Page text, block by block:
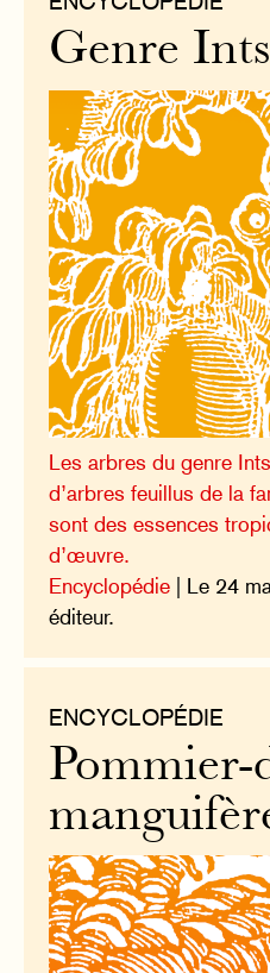
Genre
Les arbres du genre
d’arbres feuillus de la
sont des essences
d’œuvre.
Encyclopédie | Le 24
éditeur.
ENCYCLOPÉDIE
Pommier-